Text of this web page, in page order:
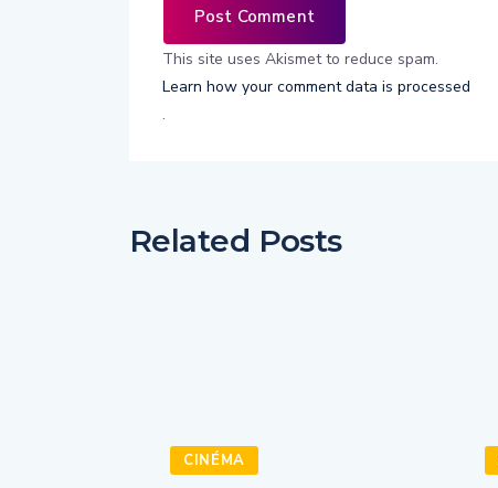
This site uses Akismet to reduce spam.
Learn how your comment data is processed
.
Related Posts
CINÉMA